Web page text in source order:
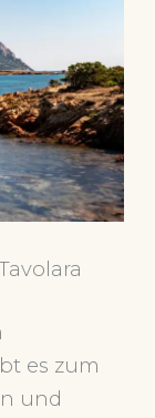
es zum
und